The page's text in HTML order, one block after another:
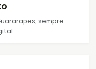
sempre